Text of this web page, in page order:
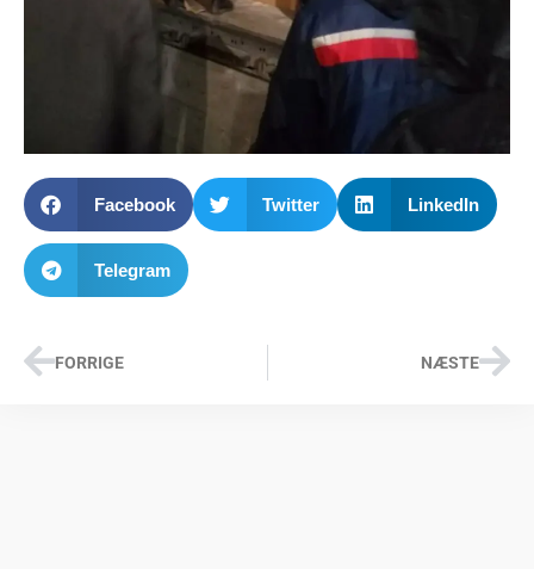
Facebook Twitter LinkedIn
Telegram
FORRIGE NÆSTE